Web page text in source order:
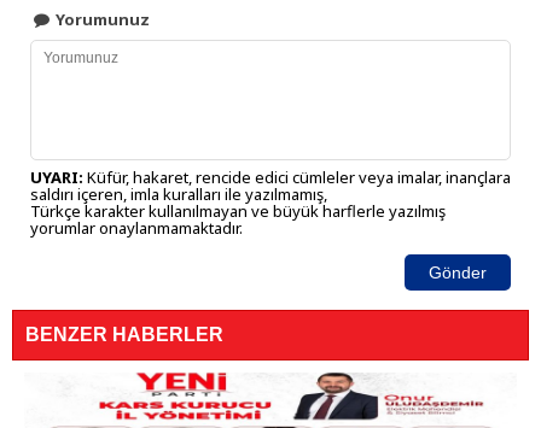
Yorumunuz
UYARI: Küfür, hakaret, rencide edici cümleler veya imalar, inançlara
saldırı içeren, imla kuralları ile yazılmamış,
Türkçe karakter kullanılmayan ve büyük harflerle yazılmış
yorumlar onaylanmamaktadır.
Gönder
BENZER HABERLER